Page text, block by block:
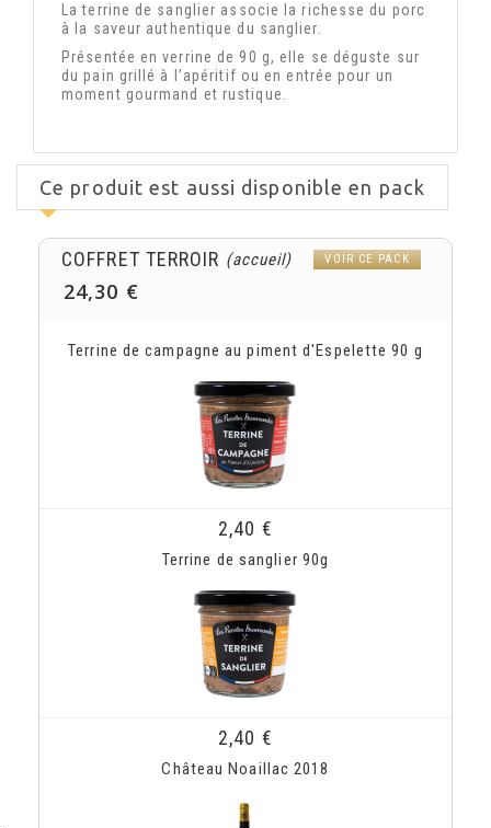
La terrine de sanglier associe la richesse du porc
à la saveur authentique du sanglier.
Présentée en verrine de 90 g, elle se déguste sur
du pain grillé à l’apéritif ou en entrée pour un
moment gourmand et rustique.
Ce produit est aussi disponible en pack
COFFRET TERROIR (accueil) VOIR CE PACK
24,30 €
Terrine de campagne au piment d'Espelette 90 g
2,40 €
Terrine de sanglier 90g
2,40 €
Château Noaillac 2018